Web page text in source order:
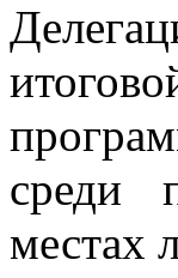
среди
местах